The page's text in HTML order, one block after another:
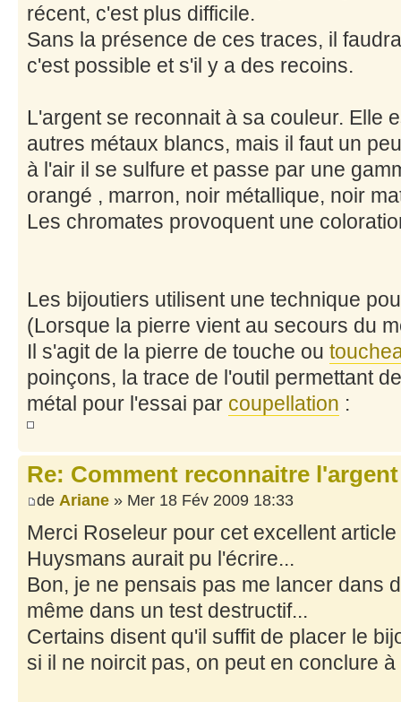
récent, c'est plus difficile.
Sans la présence de ces traces, il
c'est possible et s'il y a des recoins.
L'argent se reconnait à sa couleur. Elle
autres métaux blancs, mais il faut un
à l'air il se sulfure et passe par une
orangé , marron, noir métallique, noir
Les chromates provoquent une
Les bijoutiers utilisent une technique
(Lorsque la pierre vient au secours du
Il s'agit de la pierre de touche ou
poinçons, la trace de l'outil permettant
métal pour l'essai par coupellation :
Re: Comment reconnaitre
de Ariane » Mer 18 Fév 2009 18:33
Merci Roseleur pour cet excellent
Huysmans aurait pu l'écrire...
Bon, je ne pensais pas me lancer dans
même dans un test destructif...
Certains disent qu'il suffit de placer le
si il ne noircit pas, on peut en conclure